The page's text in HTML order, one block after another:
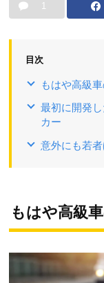
1
目次
もはや高級
最初に開発
カー
意外にも若
もはや高級